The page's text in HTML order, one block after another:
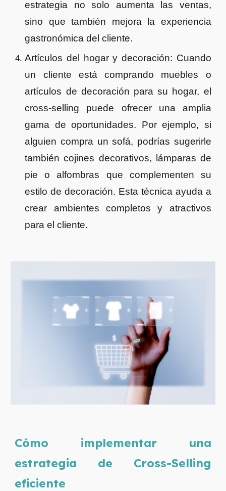
estrategia no solo aumenta las ventas,
sino que también mejora la experiencia
gastronómica del cliente.
Artículos del hogar y decoración: Cuando
un cliente está comprando muebles o
artículos de decoración para su hogar, el
cross-selling puede ofrecer una amplia
gama de oportunidades. Por ejemplo, si
alguien compra un sofá, podrías sugerirle
también cojines decorativos, lámparas de
pie o alfombras que complementen su
estilo de decoración. Esta técnica ayuda a
crear ambientes completos y atractivos
para el cliente.
Cómo implementar una
estrategia de Cross-Selling
eficiente